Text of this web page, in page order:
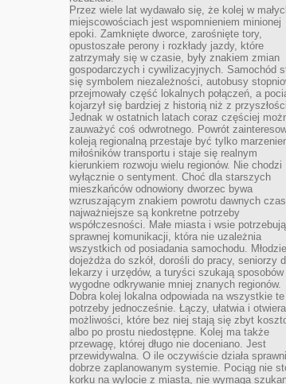
Przez wiele lat wydawało się, że kolej w
miejscowościach jest wspomnieniem minionej
epoki. Zamknięte dworce, zarośnięte tory,
opustoszałe perony i rozkłady jazdy, które
zatrzymały się w czasie, były znakiem zmian
gospodarczych i cywilizacyjnych. Samochód
się symbolem niezależności, autobusy
przejmowały część lokalnych połączeń, a
kojarzył się bardziej z historią niż z
Jednak w ostatnich latach coraz częściej
zauważyć coś odwrotnego. Powrót
koleją regionalną przestaje być tylko
miłośników transportu i staje się realnym
kierunkiem rozwoju wielu regionów. Nie chodzi
wyłącznie o sentyment. Choć dla starszych
mieszkańców odnowiony dworzec bywa
wzruszającym znakiem powrotu dawnych
najważniejsze są konkretne potrzeby
współczesności. Małe miasta i wsie potrzebują
sprawnej komunikacji, która nie uzależnia
wszystkich od posiadania samochodu.
dojeżdża do szkół, dorośli do pracy, seniorzy
lekarzy i urzędów, a turyści szukają sposobów
wygodne odkrywanie mniej znanych regionów.
Dobra kolej lokalna odpowiada na wszystkie te
potrzeby jednocześnie. Łączy, ułatwia i otwiera
możliwości, które bez niej stają się zbyt
albo po prostu niedostępne. Kolej ma także
przewagę, której długo nie doceniano. Jest
przewidywalna. O ile oczywiście działa
dobrze zaplanowanym systemie. Pociąg nie
korku na wylocie z miasta, nie wymaga